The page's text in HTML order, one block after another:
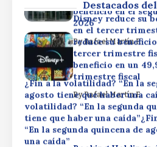
Destacados
beneficio en el
2026
ByRafael Martín F.
Disney reduce su
en el tercer
reduce su
tercer trimestre
beneficio en un
trimestre fiscal
ByRafael Martín F.
¿Fin a la volatilidad? “En la
agosto tiene que haber una
volatilidad? “En la segunda
tiene que haber una
“En la segunda quincena de
una caída”